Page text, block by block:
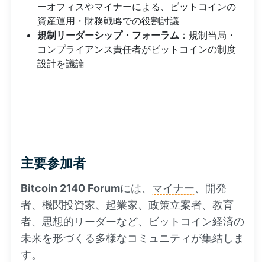
ーオフィスやマイナーによる、ビットコインの
資産運用・財務戦略での役割討議
規制リーダーシップ・フォーラム ：規制当局・
コンプライアンス責任者がビットコインの制度
設計を議論
主要参加者
Bitcoin 2140 Forumには、 マイナー、開発
者、機関投資家、起業家、政策立案者、教育
者、思想的リーダーなど、ビットコイン経済の
未来を形づくる多様なコミュニティが集結しま
す。